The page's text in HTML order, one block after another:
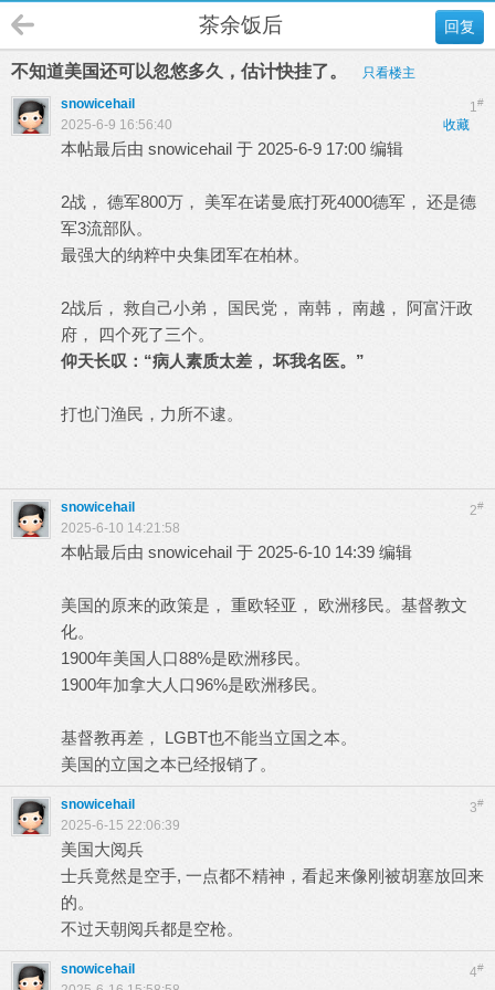
回复
茶余饭后
不知道美国还可以忽悠多久，估计快挂了。 只看楼主
1#
snowicehail
收藏
2025-6-9 16:56:40
本帖最后由 snowicehail 于 2025-6-9 17:00 编辑
2战， 德军800万， 美军在诺曼底打死4000德军， 还是德
军3流部队。
最强大的纳粹中央集团军在柏林。
2战后， 救自己小弟， 国民党， 南韩， 南越， 阿富汗政
府， 四个死了三个。
仰天长叹：“病人素质太差， 坏我名医。”
打也门渔民，力所不逮。
2#
snowicehail
2025-6-10 14:21:58
本帖最后由 snowicehail 于 2025-6-10 14:39 编辑
美国的原来的政策是， 重欧轻亚， 欧洲移民。基督教文
化。
1900年美国人口88%是欧洲移民。
1900年加拿大人口96%是欧洲移民。
基督教再差， LGBT也不能当立国之本。
美国的立国之本已经报销了。
3#
snowicehail
2025-6-15 22:06:39
美国大阅兵
士兵竟然是空手, 一点都不精神，看起来像刚被胡塞放回来
的。
不过天朝阅兵都是空枪。
4#
snowicehail